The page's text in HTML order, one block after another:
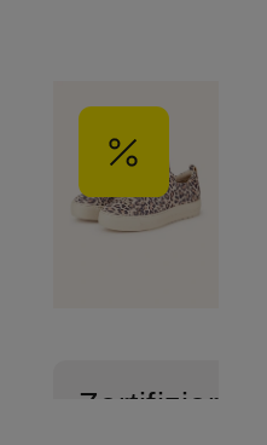
Zertifiziert